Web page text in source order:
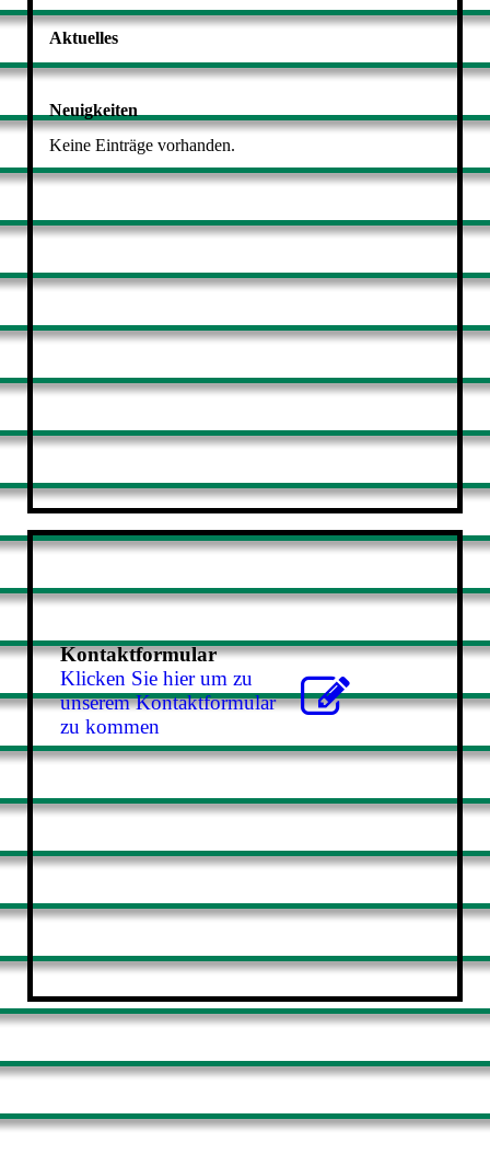
Aktuelles
Neuigkeiten
Keine Einträge vorhanden.
Kontaktformular
Klicken Sie hier um zu
unserem Kon­takt­for­mu­lar
zu kommen